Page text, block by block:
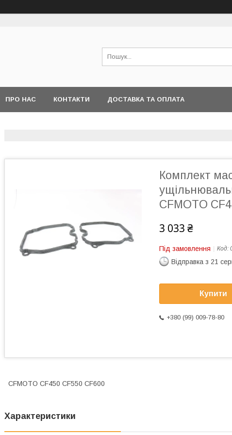
ПРО НАС КОНТАКТИ ДОСТАВКА ТА ОПЛАТА
Комплект
CFMOTO
3 033 ₴
Під замовлення Код:
Відправка з 21
Купити
+380 (99) 009-78-80
CFMOTO CF450 CF550 CF600
Характеристики